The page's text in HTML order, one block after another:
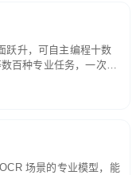
跃升，可自主编程十数
百种专业任务，一次对
规划、执行与验证全流
长程任务中自主规划与
场景的专业模型，能